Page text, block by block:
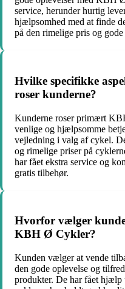
service, herunder hurtig
hjælpsomhed med at finde
på den rimelige pris og
Hvilke specifikke
roser kunderne?
Kunderne roser primært
venlige og hjælpsomme
vejledning i valg af cykel.
og rimelige priser på
har fået ekstra service og
gratis tilbehør.
Hvorfor vælger
KBH Ø Cykler?
Kunden vælger at vende
den gode oplevelse og
produkter. De har fået hjælp